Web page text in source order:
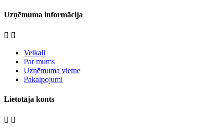
Uzņēmuma informācija
 
Veikali
Par mums
Uzņēmuma vietne
Pakalpojumi
Lietotāja konts
 